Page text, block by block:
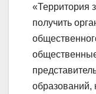
«Территория
получить
образований,